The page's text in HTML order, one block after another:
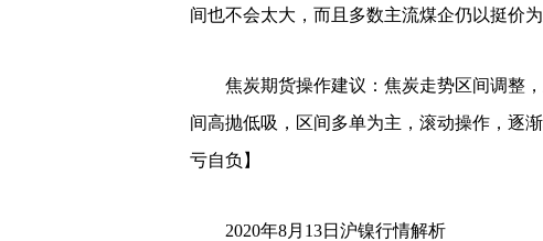
间也不会太大，而且多数主流煤企仍以挺价为
焦炭期货操作建议：焦炭走势区间调整，
间高抛低吸，区间多单为主，滚动操作，逐
亏自负】
2020年8月13日沪镍行情解析